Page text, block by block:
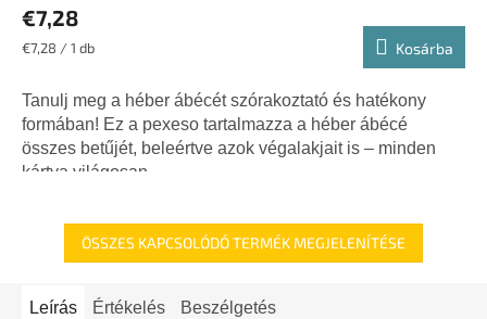
€7,28
Egységár:
€7,28 / 1 db Kosárba
Tanulj meg a héber ábécét szórakoztató és hatékony
formában! Ez a pexeso tartalmazza a héber ábécé
összes betűjét, beleértve azok végalakjait is – minden
kártya világosan...
ÖSSZES KAPCSOLÓDÓ TERMÉK MEGJELENÍTÉSE
Leírás Értékelés Beszélgetés